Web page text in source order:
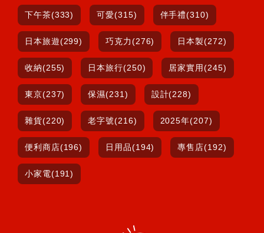
下午茶(333) 可愛(315) 伴手禮(310)
日本旅遊(299) 巧克力(276) 日本製(272)
收納(255) 日本旅行(250) 居家實用(245)
東京(237) 保濕(231) 設計(228)
雜貨(220) 老字號(216) 2025年(207)
便利商店(196) 日用品(194) 專售店(192)
小家電(191)